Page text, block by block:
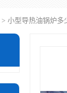
> 小型导热油锅炉多